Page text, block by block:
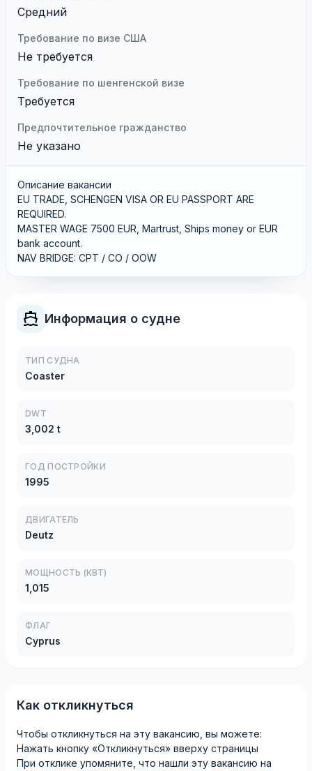
Средний
Требование по визе США
Не требуется
Требование по шенгенской визе
Требуется
Предпочтительное гражданство
Не указано
Описание вакансии
EU TRADE, SCHENGEN VISA OR EU PASSPORT ARE
REQUIRED.
MASTER WAGE 7500 EUR, Martrust, Ships money or EUR
bank account.
NAV BRIDGE: CPT / CO / OOW
Информация о судне
ТИП СУДНА
Coaster
DWT
3,002 t
ГОД ПОСТРОЙКИ
1995
ДВИГАТЕЛЬ
Deutz
МОЩНОСТЬ (КВТ)
1,015
ФЛАГ
Cyprus
Как откликнуться
Чтобы откликнуться на эту вакансию, вы можете:
Нажать кнопку «Откликнуться» вверху страницы
При отклике упомяните, что нашли эту вакансию на